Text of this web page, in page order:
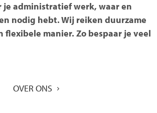
je administratief werk, waar en
nodig hebt. Wij reiken duurzame
flexibele manier. Zo bespaar je veel
OVER ONS